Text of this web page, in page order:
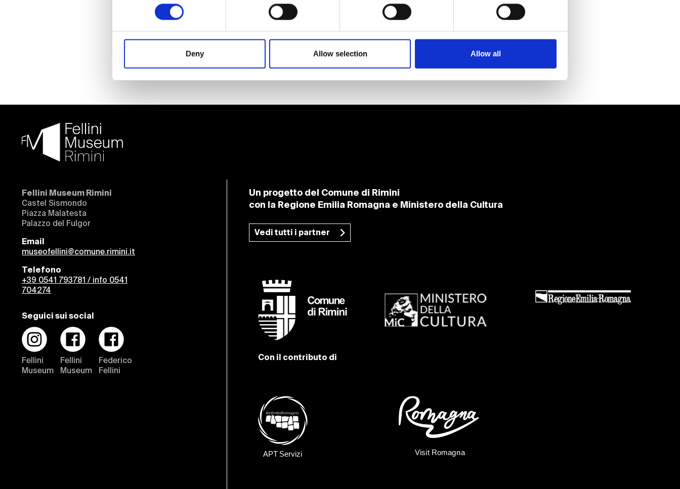
Deny Allow selection Allow all
Torna a Eventi e News
Fellini Museum Rimini
Castel Sismondo
Piazza Malatesta
Palazzo del Fulgor
Email
museofellini@comune.rimini.it
Telefono
+39 0541 793781 / info 0541
704274
Seguici sui social
Fellini
Museum
Fellini
Museum
Federico
Fellini
Un progetto del Comune di Rimini
con la Regione Emilia Romagna e Ministero della Cultura
Vedi tutti i partner
Con il contributo di